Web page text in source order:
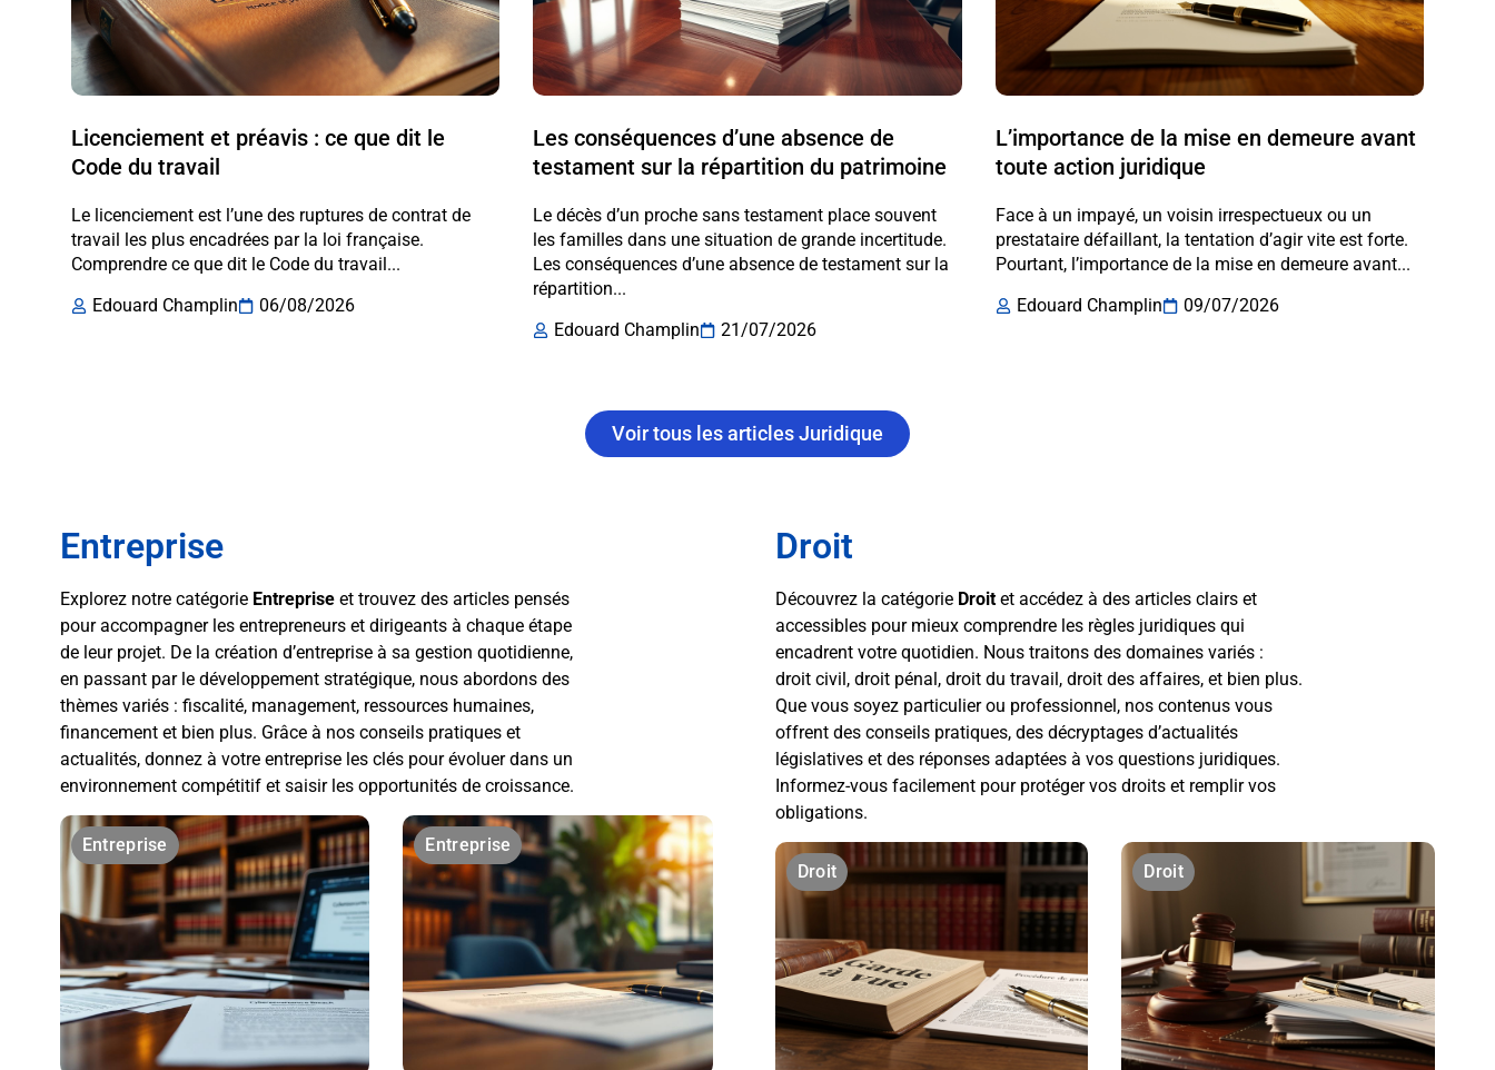
Licenciement et préavis : ce que dit le
Code du travail
Le licenciement est l’une des ruptures de contrat de
travail les plus encadrées par la loi française.
Comprendre ce que dit le Code du travail...
Edouard Champlin
06/08/2026
Les conséquences d’une absence de
testament sur la répartition du patrimoine
Le décès d’un proche sans testament place souvent
les familles dans une situation de grande incertitude.
Les conséquences d’une absence de testament sur la
répartition...
Edouard Champlin
21/07/2026
L’importance de la mise en demeure avant
toute action juridique
Face à un impayé, un voisin irrespectueux ou un
prestataire défaillant, la tentation d’agir vite est forte.
Pourtant, l’importance de la mise en demeure avant...
Edouard Champlin
09/07/2026
Voir tous les articles Juridique
Entreprise
Explorez notre catégorie Entrepriseet trouvez des articles pensés
pour accompagner les entrepreneurs et dirigeants à chaque étape
de leur projet. De la création d’entreprise à sa gestion quotidienne,
en passant par le développement stratégique, nous abordons des
thèmes variés : fiscalité, management, ressources humaines,
financement et bien plus. Grâce à nos conseils pratiques et
actualités, donnez à votre entreprise les clés pour évoluer dans un
environnement compétitif et saisir les opportunités de croissance.
Entreprise Entreprise
Droit
Découvrez la catégorie Droitet accédez à des articles clairs et
accessibles pour mieux comprendre les règles juridiques qui
encadrent votre quotidien. Nous traitons des domaines variés :
droit civil, droit pénal, droit du travail, droit des affaires, et bien plus.
Que vous soyez particulier ou professionnel, nos contenus vous
offrent des conseils pratiques, des décryptages d’actualités
législatives et des réponses adaptées à vos questions juridiques.
Informez-vous facilement pour protéger vos droits et remplir vos
obligations.
Droit Droit